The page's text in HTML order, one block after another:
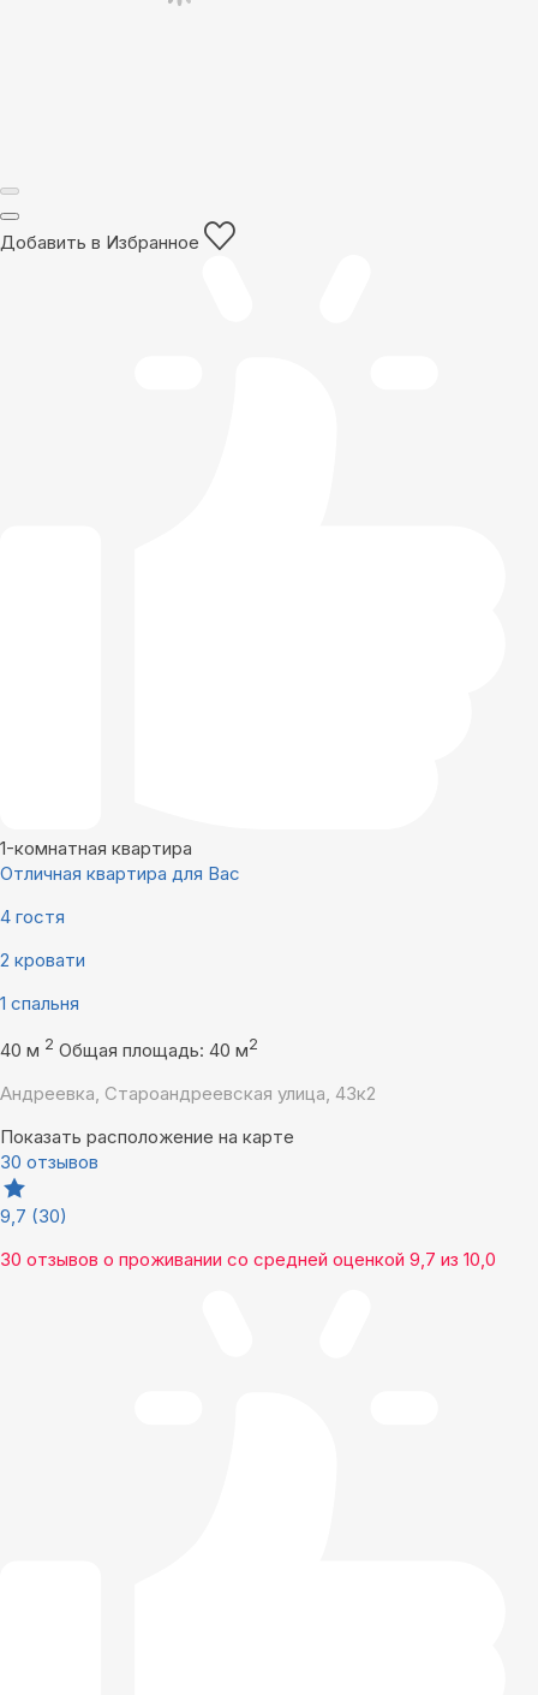
Добавить в Избранное
1-комнатная квартира
Отличная квартира для Вас
4 гостя
2 кровати
1 спальня
40 м 2 Общая площадь: 40 м2
Андреевка, Староандреевская улица, 43к2
Показать расположение на карте
30 отзывов
9,7 (30)
30 отзывов о проживании со средней оценкой 9,7 из 10,0